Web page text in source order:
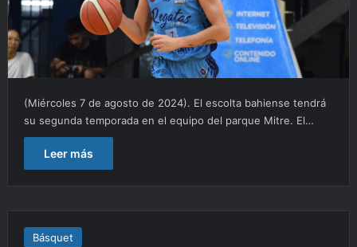
(Miércoles 7 de agosto de 2024). El escolta bahiense tendrá
su segunda temporada en el equipo del parque Mitre. El…
Leer más
Básquet